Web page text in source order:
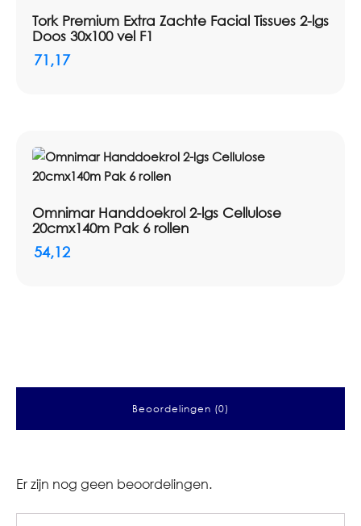
Tork Premium Extra Zachte Facial Tissues 2-lgs
Doos 30x100 vel F1
71,17
Omnimar Handdoekrol 2-lgs Cellulose
20cmx140m Pak 6 rollen
54,12
Beoordelingen (0)
Er zijn nog geen beoordelingen.